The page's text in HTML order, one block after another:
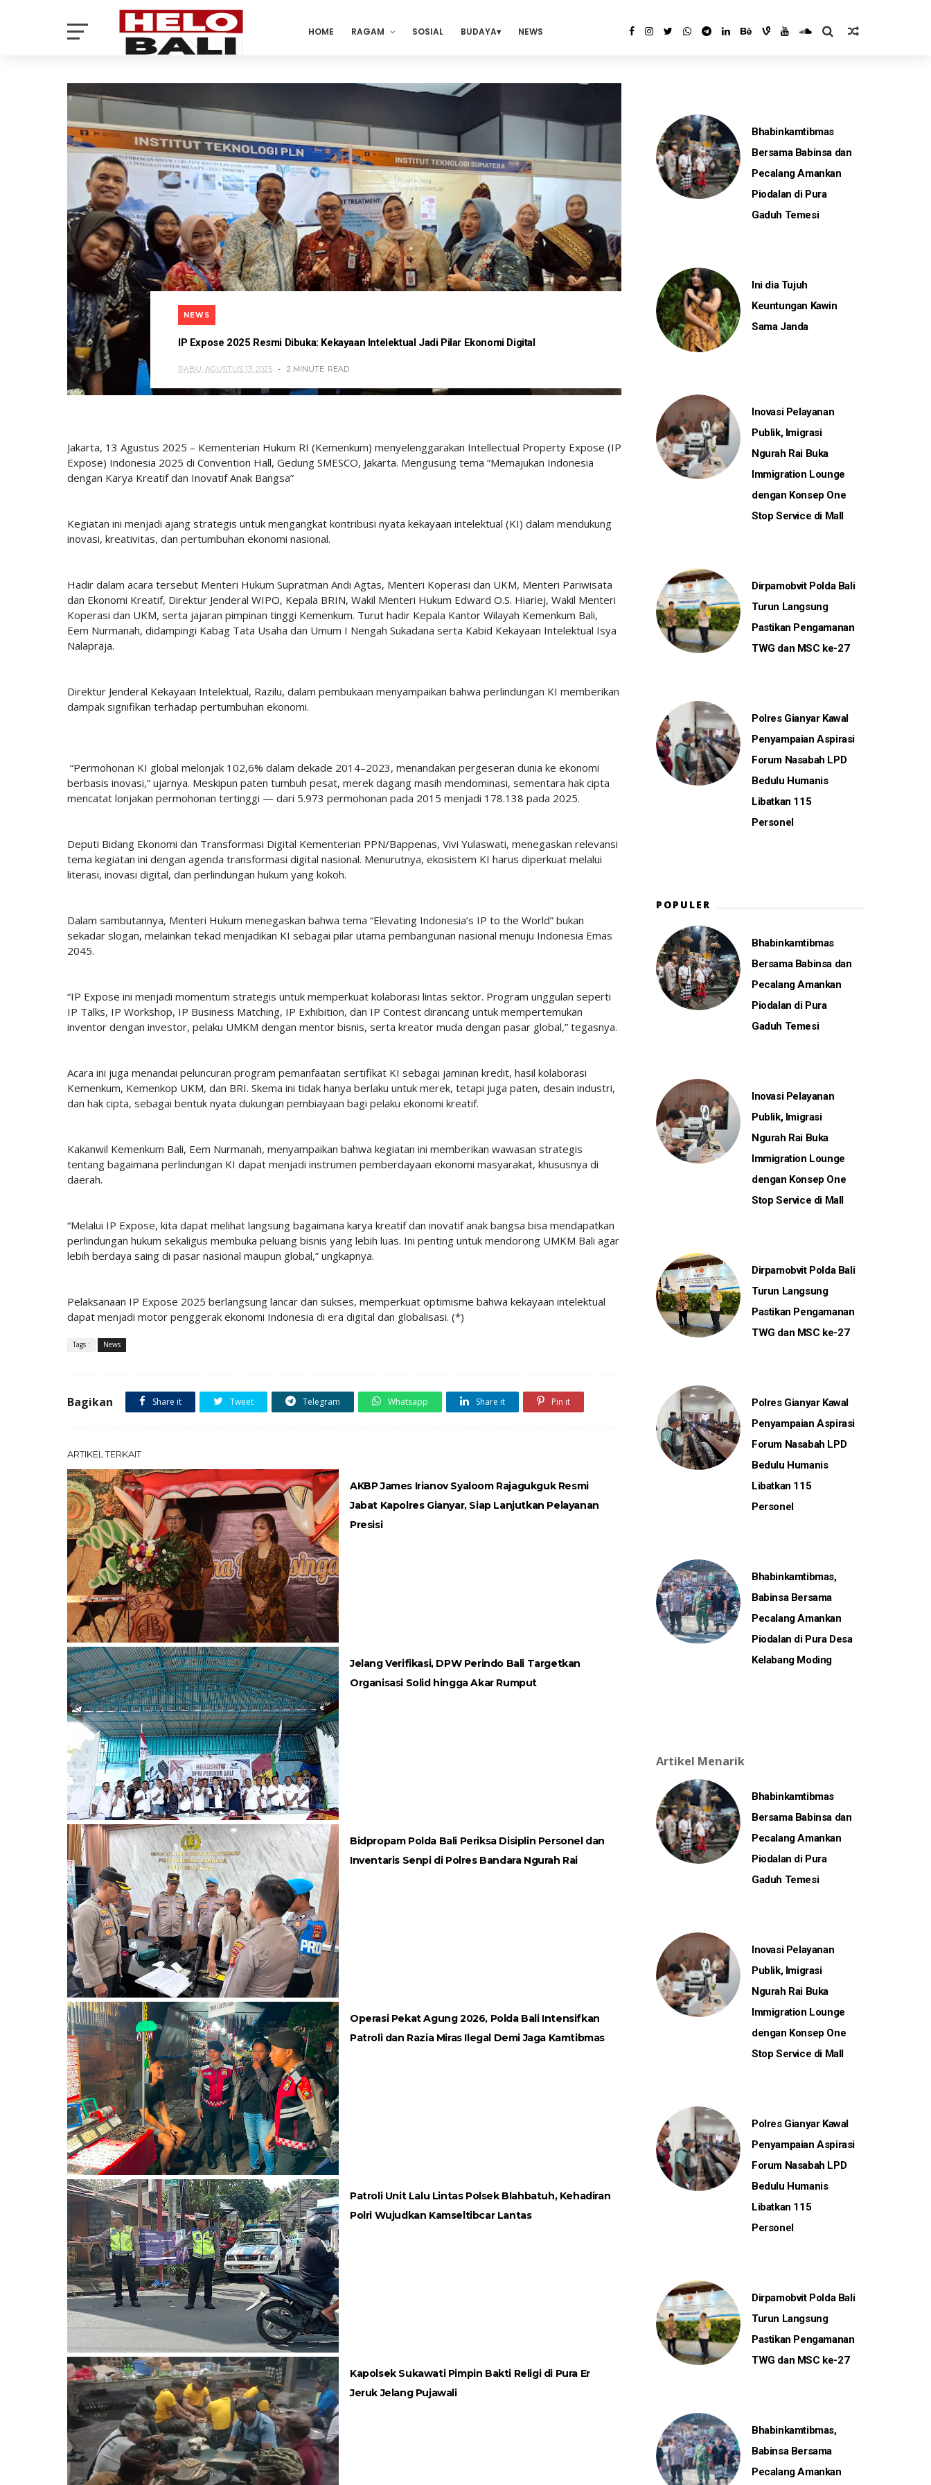
HOME RAGAM SOSIAL BUDAYA NEWS
NEWS
IP Expose 2025 Resmi Dibuka: Kekayaan Intelektual Jadi Pilar Ekonomi Digital
RABU, AGUSTUS 13, 2025 2 MINUTE READ
Jakarta, 13 Agustus 2025 – Kementerian Hukum RI (Kemenkum) menyelenggarakan Intellectual Property Expose (IP
Expose) Indonesia 2025 di Convention Hall, Gedung SMESCO, Jakarta. Mengusung tema “Memajukan Indonesia
dengan Karya Kreatif dan Inovatif Anak Bangsa”
Kegiatan ini menjadi ajang strategis untuk mengangkat kontribusi nyata kekayaan intelektual (KI) dalam mendukung
inovasi, kreativitas, dan pertumbuhan ekonomi nasional.
Hadir dalam acara tersebut Menteri Hukum Supratman Andi Agtas, Menteri Koperasi dan UKM, Menteri Pariwisata
dan Ekonomi Kreatif, Direktur Jenderal WIPO, Kepala BRIN, Wakil Menteri Hukum Edward O.S. Hiariej, Wakil Menteri
Koperasi dan UKM, serta jajaran pimpinan tinggi Kemenkum. Turut hadir Kepala Kantor Wilayah Kemenkum Bali,
Eem Nurmanah, didampingi Kabag Tata Usaha dan Umum I Nengah Sukadana serta Kabid Kekayaan Intelektual Isya
Nalapraja.
Direktur Jenderal Kekayaan Intelektual, Razilu, dalam pembukaan menyampaikan bahwa perlindungan KI memberikan
dampak signifikan terhadap pertumbuhan ekonomi.
“Permohonan KI global melonjak 102,6% dalam dekade 2014–2023, menandakan pergeseran dunia ke ekonomi
berbasis inovasi,” ujarnya. Meskipun paten tumbuh pesat, merek dagang masih mendominasi, sementara hak cipta
mencatat lonjakan permohonan tertinggi — dari 5.973 permohonan pada 2015 menjadi 178.138 pada 2025.
Deputi Bidang Ekonomi dan Transformasi Digital Kementerian PPN/Bappenas, Vivi Yulaswati, menegaskan relevansi
tema kegiatan ini dengan agenda transformasi digital nasional. Menurutnya, ekosistem KI harus diperkuat melalui
literasi, inovasi digital, dan perlindungan hukum yang kokoh.
Dalam sambutannya, Menteri Hukum menegaskan bahwa tema “Elevating Indonesia’s IP to the World” bukan
sekadar slogan, melainkan tekad menjadikan KI sebagai pilar utama pembangunan nasional menuju Indonesia Emas
2045.
“IP Expose ini menjadi momentum strategis untuk memperkuat kolaborasi lintas sektor. Program unggulan seperti
IP Talks, IP Workshop, IP Business Matching, IP Exhibition, dan IP Contest dirancang untuk mempertemukan
inventor dengan investor, pelaku UMKM dengan mentor bisnis, serta kreator muda dengan pasar global,” tegasnya.
Acara ini juga menandai peluncuran program pemanfaatan sertifikat KI sebagai jaminan kredit, hasil kolaborasi
Kemenkum, Kemenkop UKM, dan BRI. Skema ini tidak hanya berlaku untuk merek, tetapi juga paten, desain industri,
dan hak cipta, sebagai bentuk nyata dukungan pembiayaan bagi pelaku ekonomi kreatif.
Kakanwil Kemenkum Bali, Eem Nurmanah, menyampaikan bahwa kegiatan ini memberikan wawasan strategis
tentang bagaimana perlindungan KI dapat menjadi instrumen pemberdayaan ekonomi masyarakat, khususnya di
daerah.
“Melalui IP Expose, kita dapat melihat langsung bagaimana karya kreatif dan inovatif anak bangsa bisa mendapatkan
perlindungan hukum sekaligus membuka peluang bisnis yang lebih luas. Ini penting untuk mendorong UMKM Bali agar
lebih berdaya saing di pasar nasional maupun global,” ungkapnya.
Pelaksanaan IP Expose 2025 berlangsung lancar dan sukses, memperkuat optimisme bahwa kekayaan intelektual
dapat menjadi motor penggerak ekonomi Indonesia di era digital dan globalisasi. (*)
Tags : News
Bagikan Share it Tweet Telegram Whatsapp Share it Pin it
ARTIKEL TERKAIT
AKBP James Irianov Syaloom Rajagukguk Resmi
Jabat Kapolres Gianyar, Siap Lanjutkan Pelayanan
Presisi
Jelang Verifikasi, DPW Perindo Bali Targetkan
Organisasi Solid hingga Akar Rumput
Bidpropam Polda Bali Periksa Disiplin Personel dan
Inventaris Senpi di Polres Bandara Ngurah Rai
Operasi Pekat Agung 2026, Polda Bali Intensifkan
Patroli dan Razia Miras Ilegal Demi Jaga Kamtibmas
Patroli Unit Lalu Lintas Polsek Blahbatuh, Kehadiran
Polri Wujudkan Kamseltibcar Lantas
Kapolsek Sukawati Pimpin Bakti Religi di Pura Er
Jeruk Jelang Pujawali
Bhabinkamtibmas
Bersama Babinsa dan
Pecalang Amankan
Piodalan di Pura
Gaduh Temesi
Ini dia Tujuh
Keuntungan Kawin
Sama Janda
Inovasi Pelayanan
Publik, Imigrasi
Ngurah Rai Buka
Immigration Lounge
dengan Konsep One
Stop Service di Mall
Dirpamobvit Polda Bali
Turun Langsung
Pastikan Pengamanan
TWG dan MSC ke-27
Polres Gianyar Kawal
Penyampaian Aspirasi
Forum Nasabah LPD
Bedulu Humanis
Libatkan 115
Personel
POPULER
Bhabinkamtibmas
Bersama Babinsa dan
Pecalang Amankan
Piodalan di Pura
Gaduh Temesi
Inovasi Pelayanan
Publik, Imigrasi
Ngurah Rai Buka
Immigration Lounge
dengan Konsep One
Stop Service di Mall
Dirpamobvit Polda Bali
Turun Langsung
Pastikan Pengamanan
TWG dan MSC ke-27
Polres Gianyar Kawal
Penyampaian Aspirasi
Forum Nasabah LPD
Bedulu Humanis
Libatkan 115
Personel
Bhabinkamtibmas,
Babinsa Bersama
Pecalang Amankan
Piodalan di Pura Desa
Kelabang Moding
Artikel Menarik
Bhabinkamtibmas
Bersama Babinsa dan
Pecalang Amankan
Piodalan di Pura
Gaduh Temesi
Inovasi Pelayanan
Publik, Imigrasi
Ngurah Rai Buka
Immigration Lounge
dengan Konsep One
Stop Service di Mall
Polres Gianyar Kawal
Penyampaian Aspirasi
Forum Nasabah LPD
Bedulu Humanis
Libatkan 115
Personel
Dirpamobvit Polda Bali
Turun Langsung
Pastikan Pengamanan
TWG dan MSC ke-27
Bhabinkamtibmas,
Babinsa Bersama
Pecalang Amankan